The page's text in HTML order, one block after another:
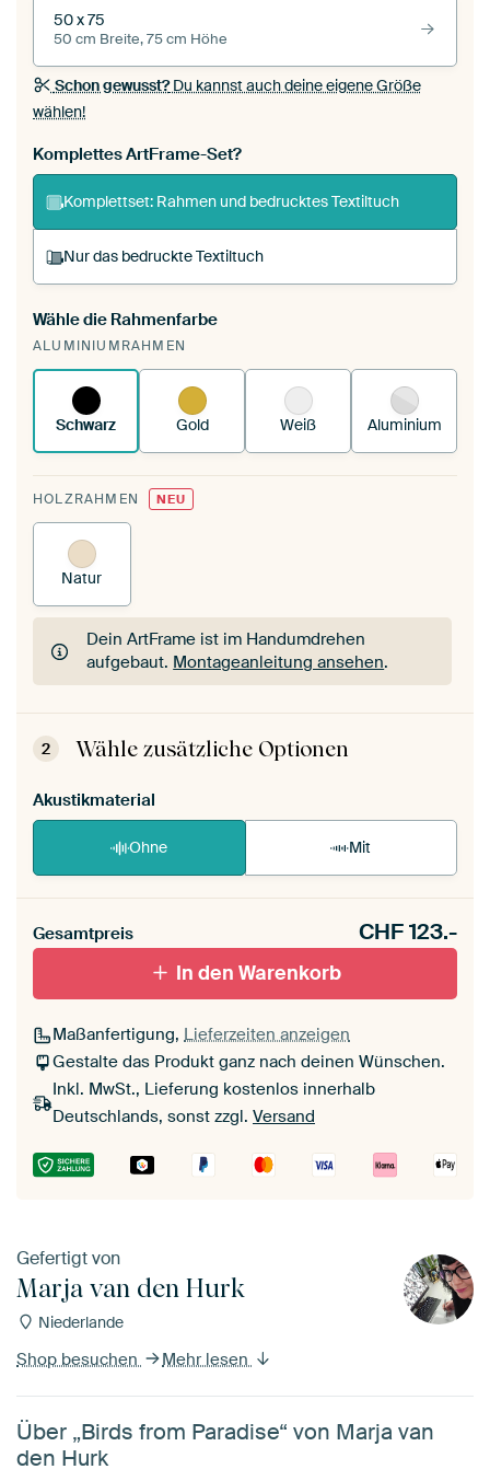
50 x 75
50 cm Breite, 75 cm Höhe
Schon gewusst?Du kannst auch deine eigene Größe
wählen!
Komplettes ArtFrame-Set?
Komplettset: Rahmen und bedrucktes Textiltuch
Nur das bedruckte Textiltuch
Du spannst einen wechselbaren Textiltuch in
deinen vorhandenen ArtFrame™.
funktioniert es.
Wähle die Rahmenfarbe
ALUMINIUMRAHMEN
Schwarz Gold Weiß Aluminium
HOLZRAHMEN NEU
Natur
Dein ArtFrame ist im Handumdrehen
aufgebaut. Montageanleitung ansehen.
Dein ArtFrame ist im Handumdrehen
aufgebaut.Montageanleitung ansehen
2 Wähle zusätzliche Optionen
Akustikmaterial
Ohne Mit
Gesamtpreis CHF123.-
In den Warenkorb
Maßanfertigung, Lieferzeiten anzeigen
Gestalte das Produkt ganz nach deinen Wünschen.
Inkl. MwSt., Lieferung kostenlos innerhalb
Deutschlands, sonst zzgl. Versand
Gefertigt von
Marja van den Hurk
Niederlande
Shop besuchen Mehr lesen
Über „Birds from Paradise“ von Marja van
den Hurk